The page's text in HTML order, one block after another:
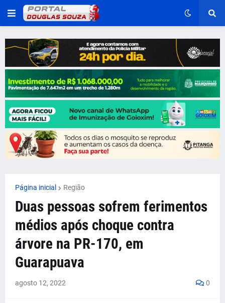
Página inicial Região
Duas pessoas sofrem ferimentos
médios após choque contra
árvore na PR-170, em
Guarapuava
agosto 12, 2022 0